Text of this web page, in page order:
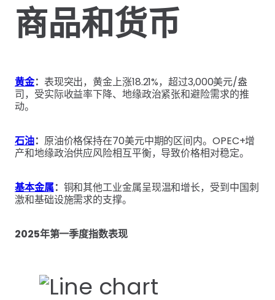
商品和货币
黄金： 表现突出，黄金上涨18.21%，超过3,000美元/盎
司，受实际收益率下降、地缘政治紧张和避险需求的推
动。
石油： 原油价格保持在70美元中期的区间内。OPEC+增
产和地缘政治供应风险相互平衡，导致价格相对稳定。
基本金属： 铜和其他工业金属呈现温和增长，受到中国刺
激和基础设施需求的支撑。
2025年第一季度指数表现